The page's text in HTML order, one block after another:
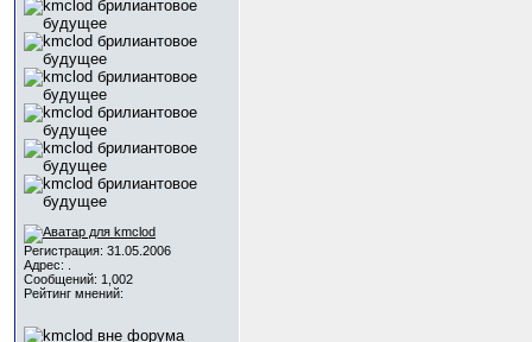
Регистрация: 31.05.2006
Адрес: .
Сообщений: 1,002
Рейтинг мнений: